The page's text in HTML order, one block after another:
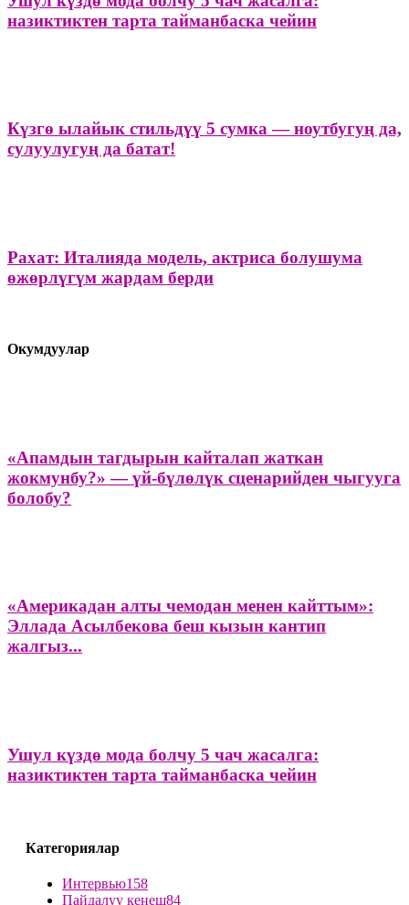
назиктиктен тарта тайманбаска чейин
Күзгө ылайык стильдүү 5 сумка — ноутбугуң да,
сулуулугуң да батат!
Рахат: Италияда модель, актриса болушума
өжөрлүгүм жардам берди
Окумдуулар
«Апамдын тагдырын кайталап жаткан
жокмунбу?» — үй-бүлөлүк сценарийден чыгууга
болобу?
«Америкадан алты чемодан менен кайттым»:
Эллада Асылбекова беш кызын кантип
жалгыз...
Ушул күздө мода болчу 5 чач жасалга:
назиктиктен тарта тайманбаска чейин
Категориялар
Интервью158
Пайдалуу кеңеш84